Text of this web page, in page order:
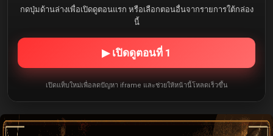
กดปุ่มด้านล่างเพื่อเปิดดูตอนแรก หรือเลือกตอนอื่นจากรายการใต้กล่อง
นี้
▶ เปิดดูตอนที่ 1
เปิดแท็บใหม่เพื่อลดปัญหา iframe และช่วยให้หน้านี้โหลดเร็วขึ้น